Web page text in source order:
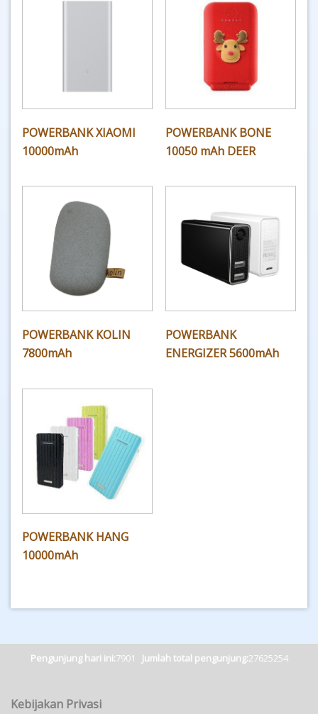
POWERBANK XIAOMI
10000mAh
POWERBANK BONE
10050 mAh DEER
POWERBANK KOLIN
7800mAh
POWERBANK
ENERGIZER 5600mAh
POWERBANK HANG
10000mAh
Pengunjung hari ini:7901 Jumlah total pengunjung:27625254
Kebijakan Privasi